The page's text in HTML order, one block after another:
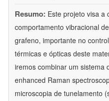
Resumo: Este projeto visa a
comportamento vibracional
grafeno, importante no
térmicas e ópticas deste
iremos combinar um sistema
enhanced Raman
microscopia de tunelamento